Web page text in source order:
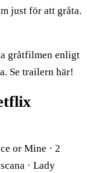
just för att gråta.
gråtfilmen enligt
Se trailern här!
or Mine · 2
· Lady